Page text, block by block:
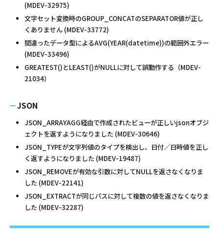
(MDEV-32975)
文字セット変換時のGROUP_CONCATのSEPARATOR値が正し
くありません (MDEV-33772)
間違ったデータ型によるAVG(YEAR(datetime))の範囲外エラー
(MDEV-33496)
GREATEST()とLEAST()がNULLに対して誤動作する（MDEV-
21034）
JSON
JSON_ARRAYAGG経由で作成されたビューが正しいjsonオブジ
ェクトを返すようになりました (MDEV-30646)
JSON_TYPEが文字列値のタイプを検出し、日付／日時値を正し
く返すようになりました (MDEV-19487)
JSON_REMOVEが有効な引数に対してNULLを返さなくなりま
した (MDEV-22141)
JSON_EXTRACTが同じパスに対して複数の値を返さなくなりま
した (MDEV-32287)